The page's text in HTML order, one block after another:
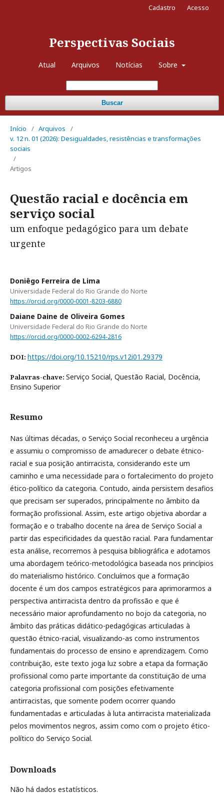
Perspectivas Sociais
Atual Arquivos Notícias Sobre
Buscar
Cadastro Acesso
Início / Arquivos
/
v. 12 n. 01 (2026): Desigualdades, resistências e transformações
sociais
/
Artigos
Questão racial e docência em
serviço social
um enfoque pedagógico para um debate
urgente
Doniêgo Ferreira de Lima
Universidade Federal do Rio Grande do Norte
https://orcid.org/0000-0001-8203-6880
Daiane Daine de Oliveira Gomes
Universidade Federal do Rio Grande do Norte
https://orcid.org/0000-0002-6294-2816
DOI: https://doi.org/10.15210/rps.v12i01.29379
Palavras-chave: Serviço Social, Questão Racial, Docência,
Ensino Superior
Resumo
Nas últimas décadas, o Serviço Social reconheceu a urgência
e assumiu o compromisso de amadurecer o debate étnico-
racial e sua posição antirracista, considerando este um
caminho e uma necessidade para o fortalecimento do projeto
ético-político da categoria. Contudo, ainda persistem desafios
que precisam ser superados, principalmente no âmbito da
formação profissional. Assim, este artigo objetiva abordar a
formação e o trabalho docente na área de Serviço Social a
partir das especificidades da questão racial. Para fundamentar
esta análise, recorremos à pesquisa bibliográfica e adotamos
uma abordagem teórico-metodológica baseada nos princípios
do materialismo histórico. Concluímos que a formação
docente é um dos campos estratégicos para aprimorarmos a
perspectiva antirracista dentro da profissão e que é
necessário maior aprofundamento no bojo da categoria, no
âmbito das práticas didático-pedagógicas articuladas à
questão étnico-racial, visualizando-as como instrumentos
fundamentais do processo de ensino e aprendizagem. Como
contribuição, este texto joga luz sobre a etapa da formação
profissional como parte importante da constituição de uma
categoria profissional com posições efetivamente
antirracistas, que somente podem ocorrer quando
fundamentadas e articuladas à luta antirracista materializada
pelos movimentos negros, assim como com o projeto ético-
político do Serviço Social.
Downloads
Não há dados estatísticos.